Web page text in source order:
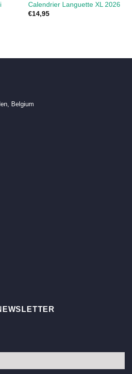
Calendrier Languette XL 2026
€14,95
Belgium